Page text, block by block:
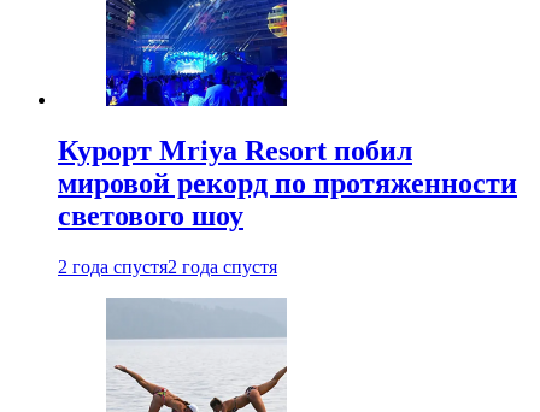
Курорт Mriya Resort побил
мировой рекорд по протяженности
светового шоу
2 года спустя2 года спустя